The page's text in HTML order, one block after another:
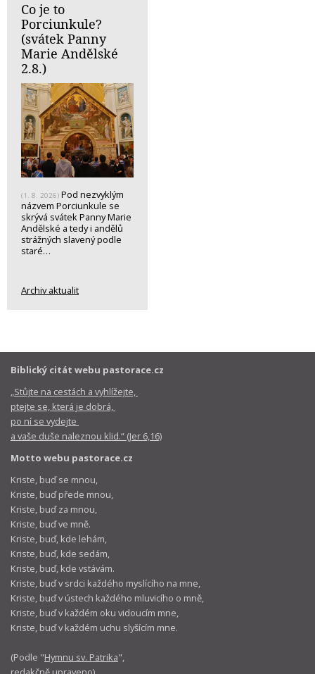
Co je to
Porciunkule?
(svátek Panny
Marie Andělské
2.8.)
(1. 8. 2026) Pod nezvyklým
názvem Porciunkule se
skrývá svátek Panny Marie
Andělské a tedy i andělů
strážných slavený podle
staré…
Archiv aktualit
Biblický citát webu pastorace.cz
„Stůjte na cestách a vyhlížejte,
ptejte se, která je dobrá,
po ní se vydejte
a vaše duše naleznou klid.“ (Jer 6,16)
Motto webu pastorace.cz
Kriste, buď se mnou,
Kriste, buď přede mnou,
Kriste, buď za mnou,
Kriste, buď ve mně.
Kriste, buď, kde lehám,
Kriste, buď, kde sedám,
Kriste, buď, kde vstávám.
Kriste, buď v srdci každého myslícího na mne,
Kriste, buď v ústech každého mluvicího o mně,
Kriste, buď v každém oku vidoucím mne,
Kriste, buď v každém uchu slyšícím mne.
(Podle "Hymnu sv. Patrika",